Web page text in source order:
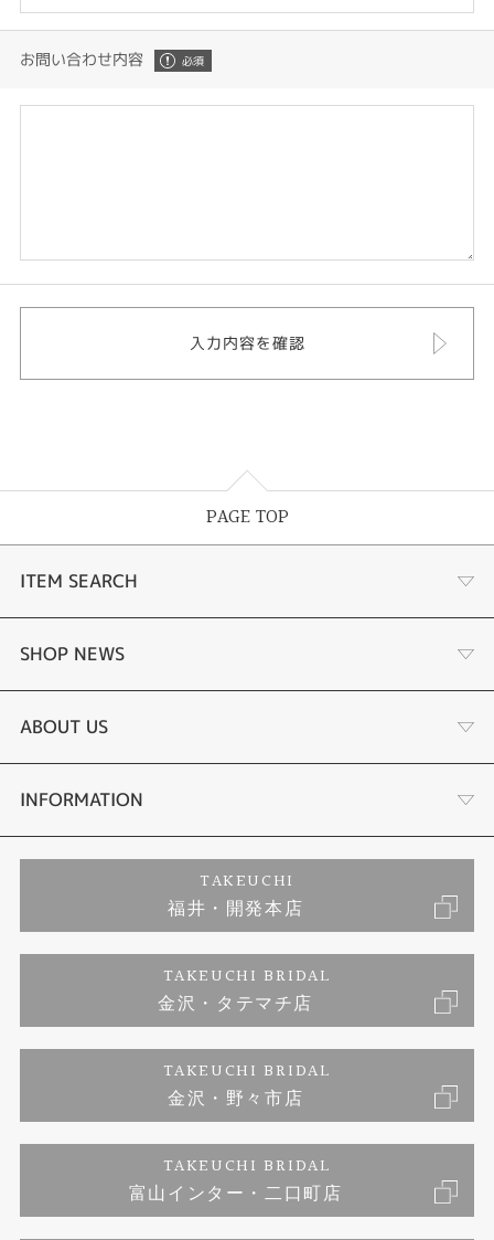
お問い合わせ内容
PAGE TOP
ITEM SEARCH
婚約指輪
結婚指輪
セットリング
エタニティリング
婚約ネックレス
SHOP NEWS
サプライズプロポーズ相談室
ダイヤモンドカッターブランド
アフターメンテナンス
富山指輪工房｜手作りペアリング
富山指輪工房｜手作り結婚指輪 and 婚約指輪
富山指輪工房｜手作り婚約指輪プロポーズプラン
ABOUT US
店舗情報
お問い合わせ
INFORMATION
プライバシーポリシー
TAKEUCHI
福井・開発本店
TAKEUCHI BRIDAL
金沢・タテマチ店
TAKEUCHI BRIDAL
金沢・野々市店
TAKEUCHI BRIDAL
富山インター・二口町店